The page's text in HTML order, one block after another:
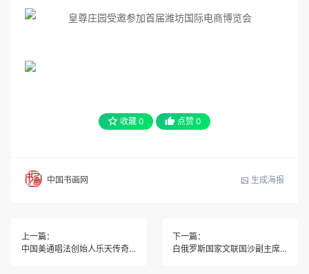
收藏 0 点赞 0
中国书画网 生成海报
上一篇：
中国美通唱法创始人乐天传奇北京歌友会欢迎你
下一篇：
白俄罗斯国家文联国沙副主席拜访知名中医丁春喜